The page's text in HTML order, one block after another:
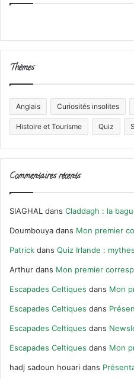
Thèmes
Anglais Curiosités insolites
Histoire et Tourisme Quiz
Commentaires récents
SIAGHAL dans Claddagh : la
Doumbouya dans Mon premier
Patrick dans Quiz Irlande :
Arthur dans Mon premier
Escapades Celtiques dans Mon
Escapades Celtiques dans
Escapades Celtiques dans
Escapades Celtiques dans Mon
hadj sadoun houari dans